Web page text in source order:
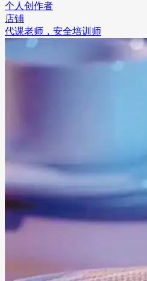
个人创作者
店铺
代课老师，安全培训师